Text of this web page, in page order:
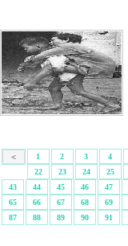
< 1 2 3 4
22
23 24 25
43
44 45 46 47
65
66 67 68 69
87
88 89 90 91